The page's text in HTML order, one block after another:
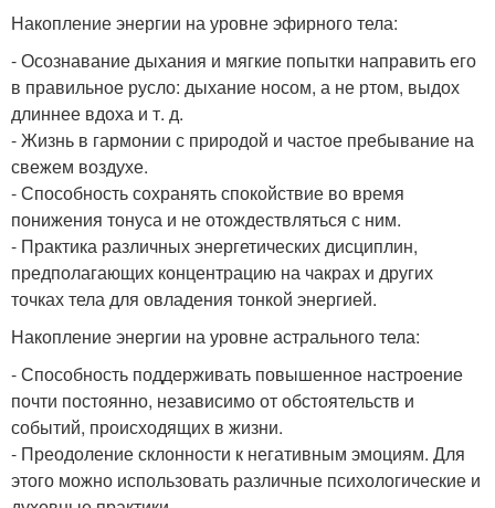
Накопление энергии на уровне эфирного тела:
- Осознавание дыхания и мягкие попытки направить его
в правильное русло: дыхание носом, а не ртом, выдох
длиннее вдоха и т. д.
- Жизнь в гармонии с природой и частое пребывание на
свежем воздухе.
- Способность сохранять спокойствие во время
понижения тонуса и не отождествляться с ним.
- Практика различных энергетических дисциплин,
предполагающих концентрацию на чакрах и других
точках тела для овладения тонкой энергией.
Накопление энергии на уровне астрального тела:
- Способность поддерживать повышенное настроение
почти постоянно, независимо от обстоятельств и
событий, происходящих в жизни.
- Преодоление склонности к негативным эмоциям. Для
этого можно использовать различные психологические и